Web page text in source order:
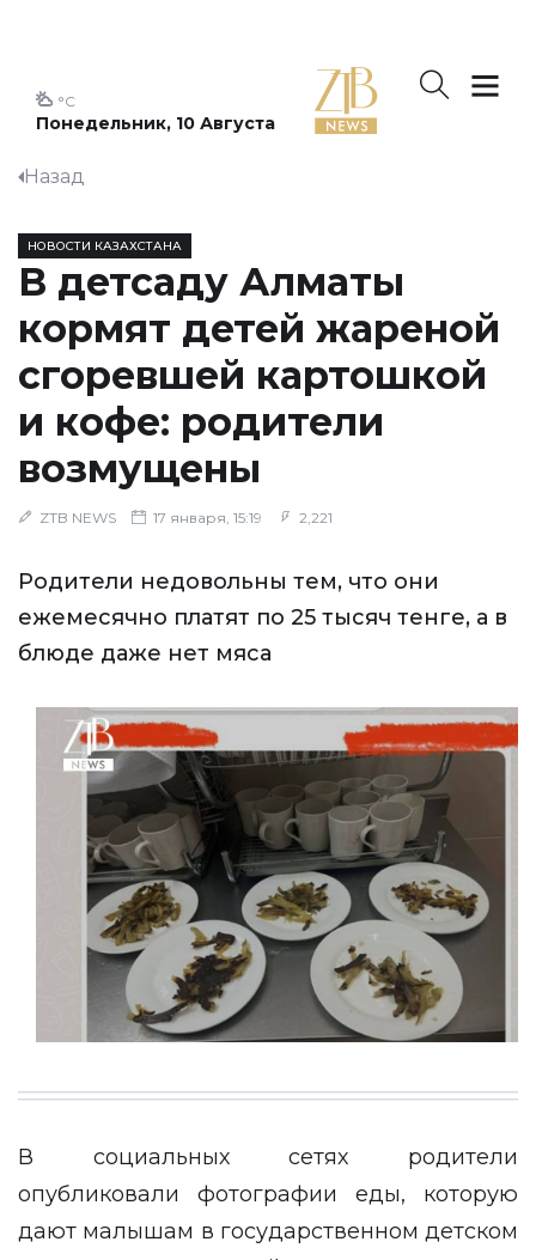
Понедельник, 10 Августа
°C
Назад
НОВОСТИ КАЗАХСТАНА
В детсаду Алматы
кормят детей жареной
сгоревшей картошкой
и кофе: родители
возмущены
ZTB NEWS 17 января, 15:19 2,221
Родители недовольны тем, что они
ежемесячно платят по 25 тысяч тенге, а в
блюде даже нет мяса
В социальных сетях родители
опубликовали фотографии еды, которую
дают малышам в государственном детском